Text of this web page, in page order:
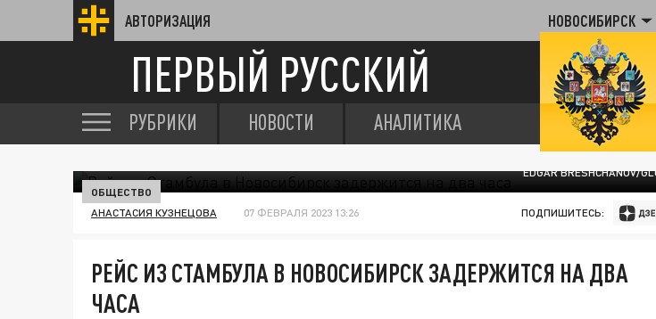
АВТОРИЗАЦИЯ НОВОСИБИРСК
ПЕРВЫЙ РУССКИЙ
РУБРИКИ НОВОСТИ АНАЛИТИКА
EDGAR BRESHCHANOV/
ОБЩЕСТВО
АНАСТАСИЯ КУЗНЕЦОВА 07 ФЕВРАЛЯ 2023 13:26 ПОДПИШИТЕСЬ:
РЕЙС ИЗ СТАМБУЛА В НОВОСИБИРСК ЗАДЕРЖИТСЯ НА ДВА
ЧАСА